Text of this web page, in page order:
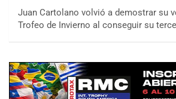
Juan Cartolano volvió a demostrar su
Trofeo de Invierno al conseguir su
COBERTURA ESPECIAL DE E-KART.COM.AR
08/09-AGO
Baradero (Buenos Aires)
KDO - F6